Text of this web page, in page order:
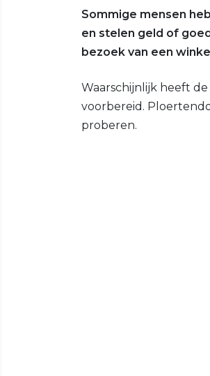
Sommige mensen
en stelen geld of
bezoek van een
Waarschijnlijk heeft
voorbereid.
proberen.